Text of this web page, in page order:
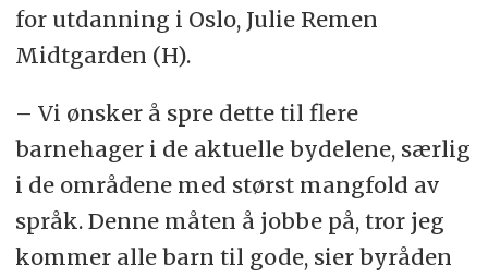
for utdanning i Oslo, Julie Remen
Midtgarden (H).
– Vi ønsker å spre dette til flere
barnehager i de aktuelle bydelene, særlig
i de områdene med størst mangfold av
språk. Denne måten å jobbe på, tror jeg
kommer alle barn til gode, sier byråden